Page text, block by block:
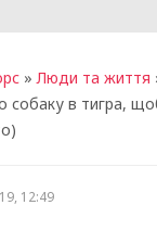
»Люди та життя
собаку в тигра,
12:49